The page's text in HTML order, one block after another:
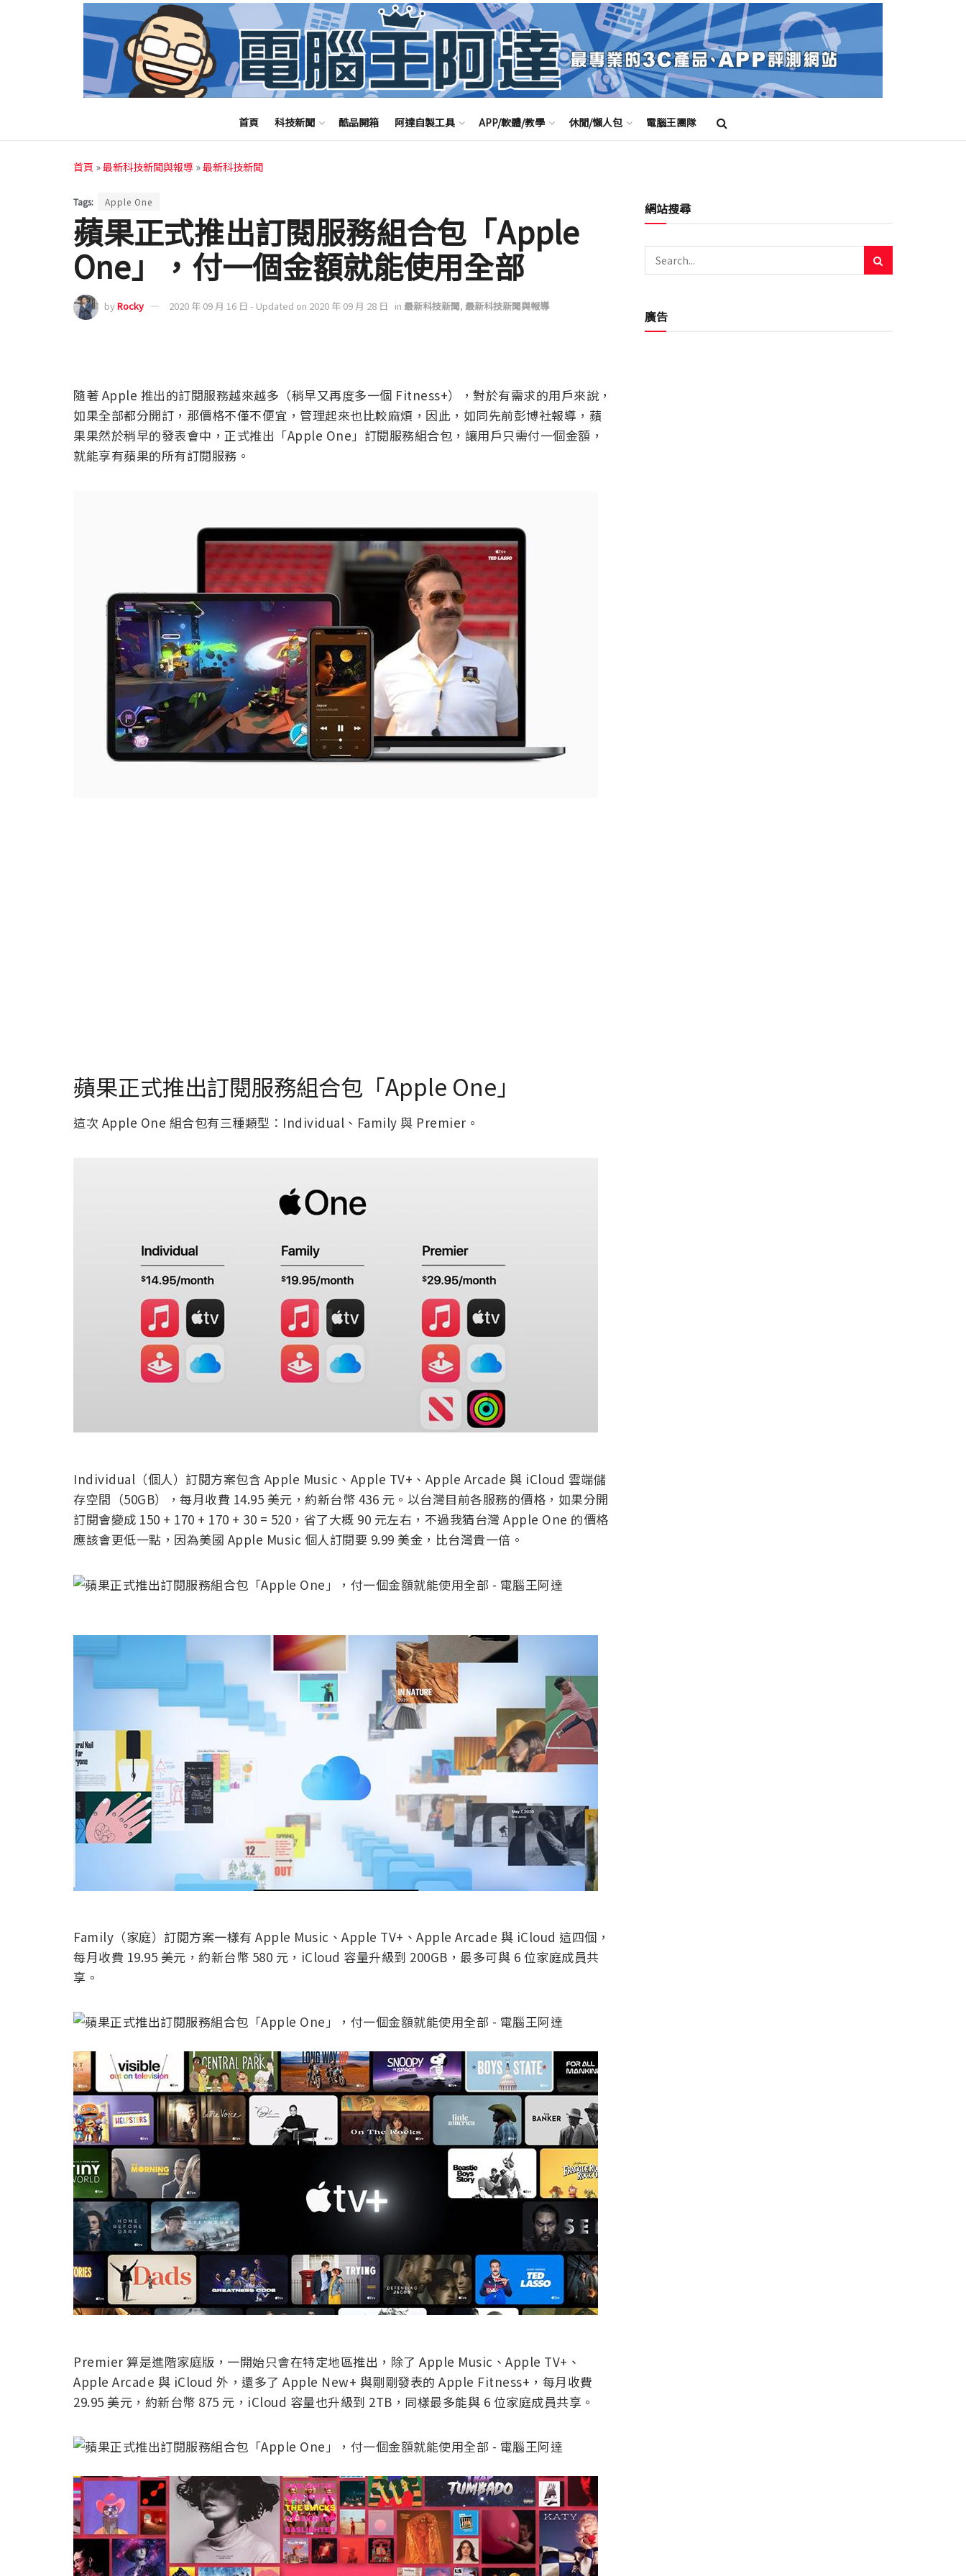
首頁 科技新聞 酷品開箱 阿達自製工具 APP/軟體/教學 休閒/懶人包 電腦王團隊
首頁 »最新科技新聞與報導 »最新科技新聞
Tags: Apple One
蘋果正式推出訂閱服務組合包「Apple
One」，付一個金額就能使用全部
byRocky 2020 年 09 月 16 日 - Updated on 2020 年 09 月 28 日 in 最新科技新聞, 最新科技新聞與報導
隨著 Apple 推出的訂閱服務越來越多（稍早又再度多一個 Fitness+），對於有需求的用戶來說，
如果全部都分開訂，那價格不僅不便宜，管理起來也比較麻煩，因此，如同先前彭博社報導，蘋
果果然於稍早的發表會中，正式推出「Apple One」訂閱服務組合包，讓用戶只需付一個金額，
就能享有蘋果的所有訂閱服務。
蘋果正式推出訂閱服務組合包「Apple One」
這次 Apple One 組合包有三種類型：Individual、Family 與 Premier。
Individual（個人）訂閱方案包含 Apple Music、Apple TV+、Apple Arcade 與 iCloud 雲端儲
存空間（50GB），每月收費 14.95 美元，約新台幣 436 元。以台灣目前各服務的價格，如果分開
訂閱會變成 150 + 170 + 170 + 30 = 520，省了大概 90 元左右，不過我猜台灣 Apple One 的價格
應該會更低一點，因為美國 Apple Music 個人訂閱要 9.99 美金，比台灣貴一倍。
Family（家庭）訂閱方案一樣有 Apple Music、Apple TV+、Apple Arcade 與 iCloud 這四個，
每月收費 19.95 美元，約新台幣 580 元，iCloud 容量升級到 200GB，最多可與 6 位家庭成員共
享。
Premier 算是進階家庭版，一開始只會在特定地區推出，除了 Apple Music、Apple TV+、
Apple Arcade 與 iCloud 外，還多了 Apple New+ 與剛剛發表的 Apple Fitness+，每月收費
29.95 美元，約新台幣 875 元，iCloud 容量也升級到 2TB，同樣最多能與 6 位家庭成員共享。
網站搜尋
廣告